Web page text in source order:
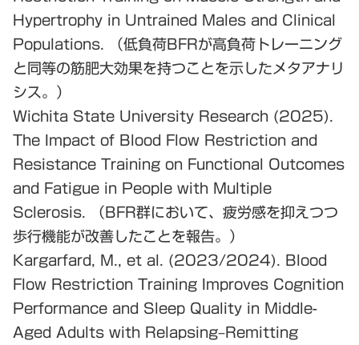
Hypertrophy in Untrained Males and Clinical
Populations. （低負荷BFRが高負荷トレーニング
と同等の筋肥大効果を持つことを示したメタアナリ
シス。）
Wichita State University Research (2025).
The Impact of Blood Flow Restriction and
Resistance Training on Functional Outcomes
and Fatigue in People with Multiple
Sclerosis. （BFR群において、疲労感を抑えつつ
歩行機能が改善したことを報告。）
Kargarfard, M., et al. (2023/2024). Blood
Flow Restriction Training Improves Cognition
Performance and Sleep Quality in Middle-
Aged Adults with Relapsing–Remitting